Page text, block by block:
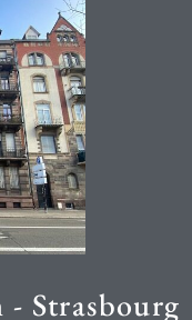
- Strasbourg